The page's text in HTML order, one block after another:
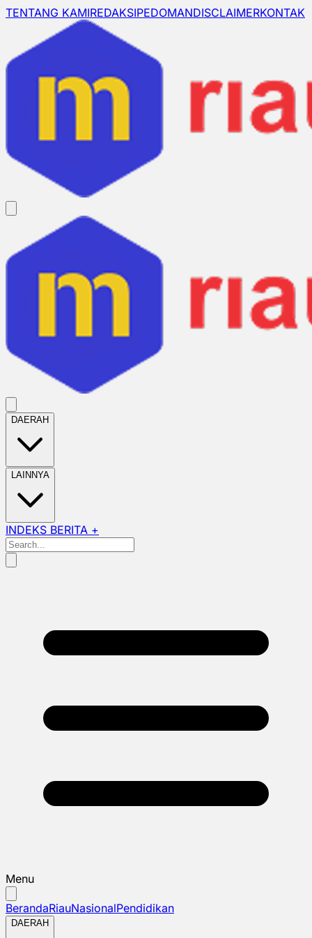
TENTANG KAMIREDAKSIPEDOMANDISCLAIMERKONTAK
DAERAH
LAINNYA
INDEKS BERITA +
Menu
BerandaRiauNasionalPendidikan
DAERAH